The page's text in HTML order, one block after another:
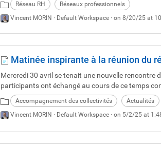
Réseau RH
Réseaux professionnels
Vincent MORIN · Default Workspace · on 8/20/25 at
Matinée inspirante à la réunion du
Mercredi 30 avril se tenait une nouvelle rencontre
participants ont échangé au cours de ce temps
Accompagnement des collectivités Actualités
Vincent MORIN · Default Workspace · on 5/2/25 at